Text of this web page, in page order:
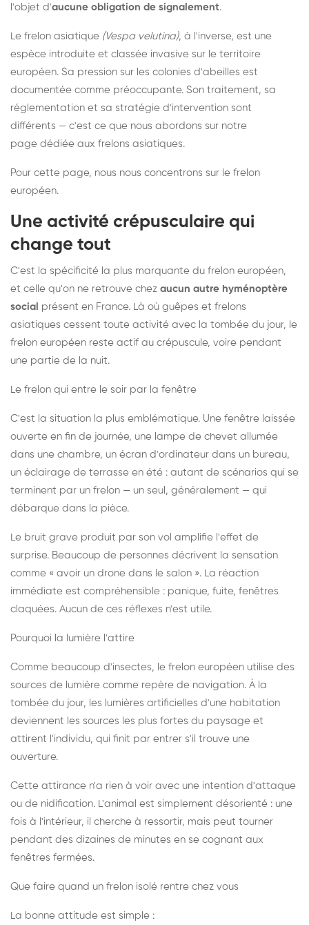
l'objet d'aucune obligation de signalement.
Le frelon asiatique (Vespa velutina), à l'inverse, est une
espèce introduite et classée invasive sur le territoire
européen. Sa pression sur les colonies d'abeilles est
documentée comme préoccupante. Son traitement, sa
réglementation et sa stratégie d'intervention sont
différents — c'est ce que nous abordons sur notre
page dédiée aux frelons asiatiques.
Pour cette page, nous nous concentrons sur le frelon
européen.
Une activité crépusculaire qui
change tout
C'est la spécificité la plus marquante du frelon européen,
et celle qu'on ne retrouve chez aucun autre hyménoptère
social présent en France. Là où guêpes et frelons
asiatiques cessent toute activité avec la tombée du jour, le
frelon européen reste actif au crépuscule, voire pendant
une partie de la nuit.
Le frelon qui entre le soir par la fenêtre
C'est la situation la plus emblématique. Une fenêtre laissée
ouverte en fin de journée, une lampe de chevet allumée
dans une chambre, un écran d'ordinateur dans un bureau,
un éclairage de terrasse en été : autant de scénarios qui se
terminent par un frelon — un seul, généralement — qui
débarque dans la pièce.
Le bruit grave produit par son vol amplifie l'effet de
surprise. Beaucoup de personnes décrivent la sensation
comme « avoir un drone dans le salon ». La réaction
immédiate est compréhensible : panique, fuite, fenêtres
claquées. Aucun de ces réflexes n'est utile.
Pourquoi la lumière l'attire
Comme beaucoup d'insectes, le frelon européen utilise des
sources de lumière comme repère de navigation. À la
tombée du jour, les lumières artificielles d'une habitation
deviennent les sources les plus fortes du paysage et
attirent l'individu, qui finit par entrer s'il trouve une
ouverture.
Cette attirance n'a rien à voir avec une intention d'attaque
ou de nidification. L'animal est simplement désorienté : une
fois à l'intérieur, il cherche à ressortir, mais peut tourner
pendant des dizaines de minutes en se cognant aux
fenêtres fermées.
Que faire quand un frelon isolé rentre chez vous
La bonne attitude est simple :